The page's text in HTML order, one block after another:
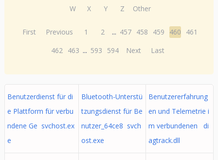
W
X Y Z Other
First Previous 1 2 ... 457 458 459 460
461
462 463 ... 593 594 Next Last
Benutzerdienst für di
e Plattform für verbu
ndene Ge svchost.ex
e
Bluetooth-Unterstü
tzungsdienst für Be
nutzer_64ce8 svch
ost.exe
Benutzererfahrung
en und Telemetrie i
m verbundenen di
agtrack.dll